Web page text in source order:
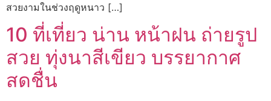
สวยงามในช่วงฤดูหนาว […]
10 ที่เที่ยว น่าน หน้าฝน ถ่ายรูป
สวย ทุ่งนาสีเขียว บรรยากาศ
สดชื่น